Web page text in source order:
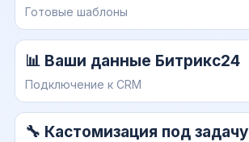
Готовые шаблоны
📊 Ваши данные Битрикс24
Подключение к CRM
🔧 Кастомизация под задачу